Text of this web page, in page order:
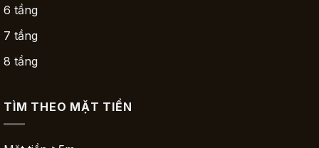
6 tầng
7 tầng
8 tầng
TÌM THEO MẶT TIỀN